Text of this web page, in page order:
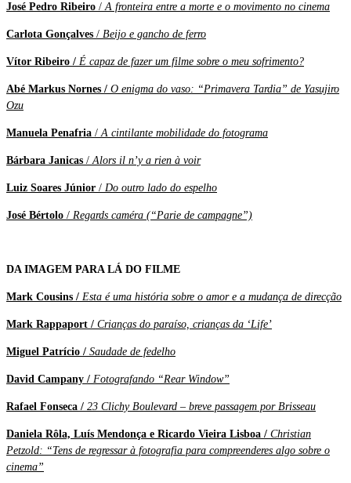
José Pedro Ribeiro /A fronteira entre a morte e o movimento no cinema
Carlota Gonçalves / Beijo e gancho de ferro
Vítor Ribeiro / É capaz de fazer um filme sobre o meu sofrimento?
Abé Markus Nornes / O enigma do vaso: “Primavera Tardia” de Yasujiro
Ozu
Manuela Penafria /A cintilante mobilidade do fotograma
Bárbara Janicas /Alors il n’y a rien à voir
Luiz Soares Júnior / Do outro lado do espelho
José Bértolo / Regards caméra (“Parie de campagne”)
DA IMAGEM PARA LÁ DO FILME
Mark Cousins / Esta é uma história sobre o amor e a mudança de direcção
Mark Rappaport / Crianças do paraíso, crianças da ‘Life’
Miguel Patrício / Saudade de fedelho
David Campany / Fotografando “Rear Window”
Rafael Fonseca / 23 Clichy Boulevard – breve passagem por Brisseau
Daniela Rôla, Luís Mendonça e Ricardo Vieira Lisboa / Christian
Petzold: “Tens de regressar à fotografia para compreenderes algo sobre o
cinema”